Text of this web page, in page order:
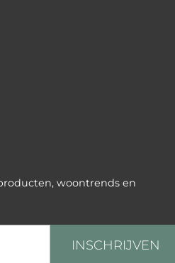
woontrends en
INSCHRIJVEN